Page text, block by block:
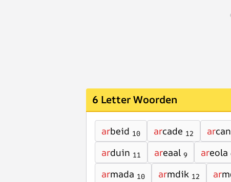
6 Letter Woorden
arbeid 10 arcade 12 ar
arduin 11 areaal 9 areola
armada 10 armdik 12 ar